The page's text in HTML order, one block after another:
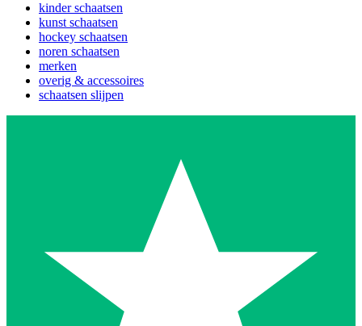
kinder schaatsen
kunst schaatsen
hockey schaatsen
noren schaatsen
merken
overig & accessoires
schaatsen slijpen